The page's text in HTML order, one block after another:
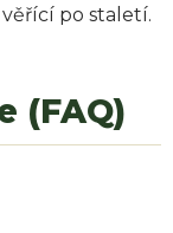
po staletí.
(FAQ)